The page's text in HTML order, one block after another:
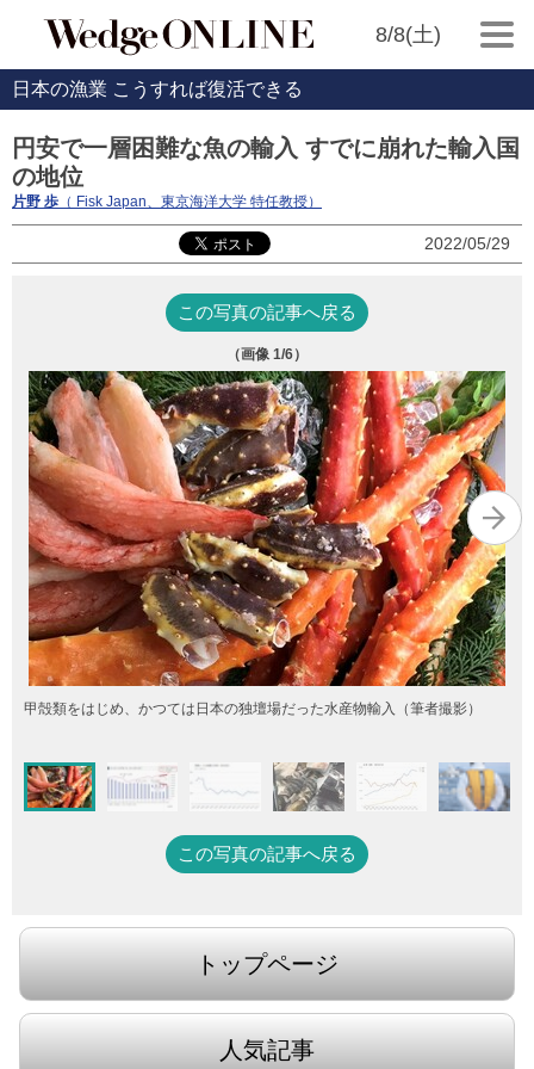
8/8(土)
日本の漁業 こうすれば復活できる
円安で一層困難な魚の輸入 すでに崩れた輸入国
の地位
片野 歩 （ Fisk Japan、東京海洋大学 特任教授）
2022/05/29
この写真の記事へ戻る
（画像 1/6）
甲殻類をはじめ、かつては日本の独壇場だった水産物輸入（筆者撮影）
この写真の記事へ戻る
トップページ
人気記事